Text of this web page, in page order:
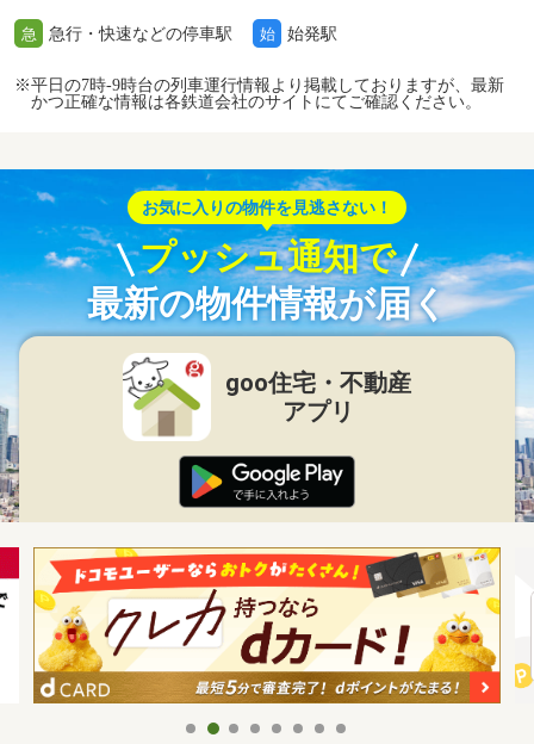
急 急行・快速などの停車駅 始 始発駅
※平日の7時-9時台の列車運行情報より掲載しておりますが、最新
かつ正確な情報は各鉄道会社のサイトにてご確認ください。
お気に入りの物件を見逃さない！
プッシュ通知で
最新の物件情報が届く
goo住宅・不動産
アプリ